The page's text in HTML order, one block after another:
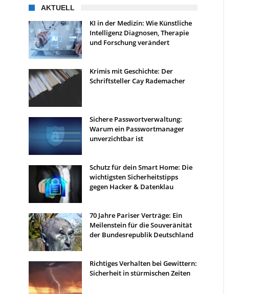
AKTUELL
KI in der Medizin: Wie Künstliche
Intelligenz Diagnosen, Therapie
und Forschung verändert
Krimis mit Geschichte: Der
Schriftsteller Cay Rademacher
Sichere Passwortverwaltung:
Warum ein Passwortmanager
unverzichtbar ist
Schutz für dein Smart Home: Die
wichtigsten Sicherheitstipps
gegen Hacker & Datenklau
70 Jahre Pariser Verträge: Ein
Meilenstein für die Souveränität
der Bundesrepublik Deutschland
Richtiges Verhalten bei Gewittern:
Sicherheit in stürmischen Zeiten